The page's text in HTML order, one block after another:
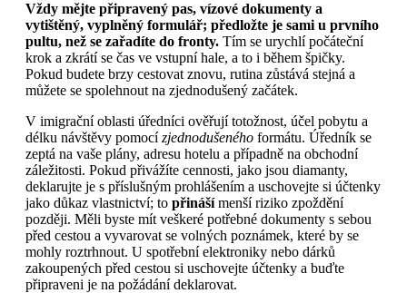
Vždy mějte připravený pas, vízové dokumenty a
vytištěný, vyplněný formulář; předložte je sami u prvního
pultu, než se zařadíte do fronty. Tím se urychlí počáteční
krok a zkrátí se čas ve vstupní hale, a to i během špičky.
Pokud budete brzy cestovat znovu, rutina zůstává stejná a
můžete se spolehnout na zjednodušený začátek.
V imigrační oblasti úředníci ověřují totožnost, účel pobytu a
délku návštěvy pomocízjednodušeného formátu. Úředník se
zeptá na vaše plány, adresu hotelu a případně na obchodní
záležitosti. Pokud přivážíte cennosti, jako jsou diamanty,
deklarujte je s příslušným prohlášením a uschovejte si účtenky
jako důkaz vlastnictví; to přinášímenší riziko zpoždění
později. Měli byste mít veškeré potřebné dokumenty s sebou
před cestou a vyvarovat se volných poznámek, které by se
mohly roztrhnout. U spotřební elektroniky nebo dárků
zakoupených před cestou si uschovejte účtenky a buďte
připraveni je na požádání deklarovat.